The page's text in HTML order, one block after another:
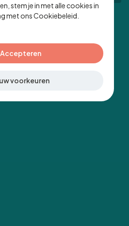
GERMAN
stem je in met alle cookies in
met ons Cookiebeleid.
Accepteren
voorkeuren